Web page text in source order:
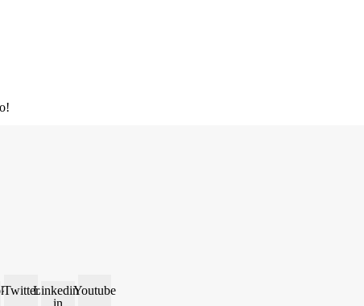
TwitterLinkedin-Youtube